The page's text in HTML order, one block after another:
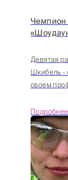
Чемпион
Девятая
Шкибель -
своем
Подробнее